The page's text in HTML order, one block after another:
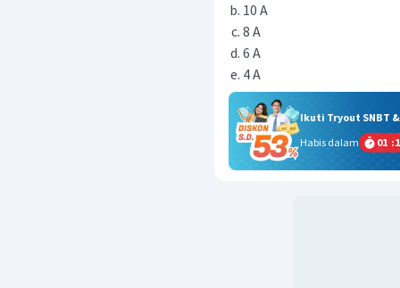
10 A
8 A
6 A
4 A
Ikuti Tryout SNBT
Habis dalam
01 :